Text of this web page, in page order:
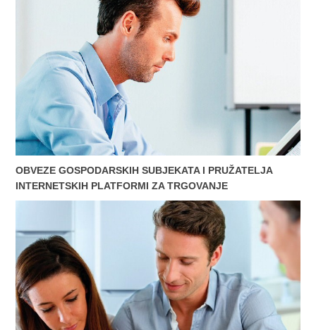
OBVEZE GOSPODARSKIH SUBJEKATA I PRUŽATELJA
INTERNETSKIH PLATFORMI ZA TRGOVANJE